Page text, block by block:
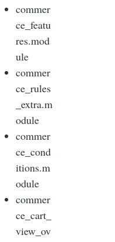
commer
ce_featu
res.mod
ule
commer
ce_rules
_extra.m
odule
commer
ce_cond
itions.m
odule
commer
ce_cart_
view_ov